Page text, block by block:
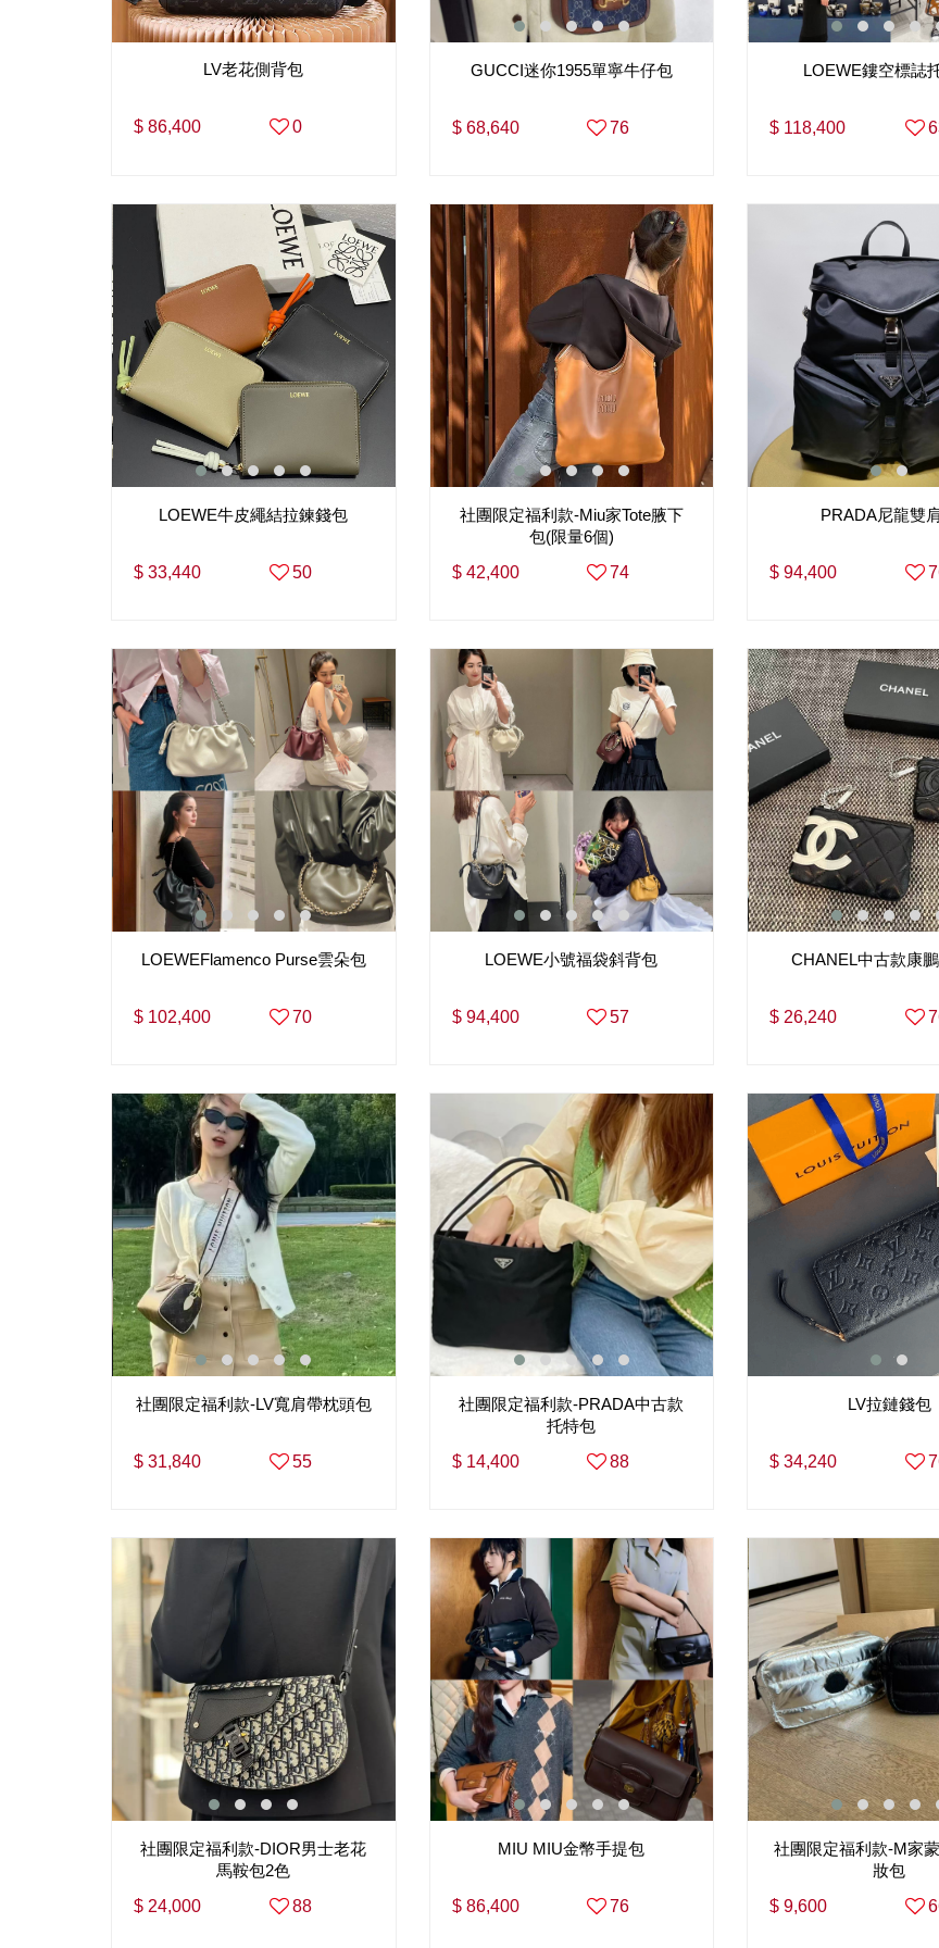
LV老花側背包
$ 86,400 0
GUCCI迷你1955單寧牛仔包
$ 68,640 76
LOEWE鏤空標誌
$ 118,400
LOEWE牛皮繩結拉鍊錢包
$ 33,440 50
社團限定福利款-Miu家Tote腋下
包(限量6個)
$ 42,400
74
PRADA尼龍雙
$ 94,400
LOEWEFlamenco Purse雲朵包
$ 102,400 70
LOEWE小號福袋斜背包
$ 94,400 57
CHANEL中古款康
$ 26,240
社團限定福利款-LV寬肩帶枕頭包
$ 31,840 55
社團限定福利款-PRADA中古款
托特包
$ 14,400
88
LV拉鏈錢包
$ 34,240
社團限定福利款-DIOR男士老花
馬鞍包2色
$ 24,000
88
MIU MIU金幣手提包
$ 86,400 76
社團限定福利款-M家
妝包
$ 9,600